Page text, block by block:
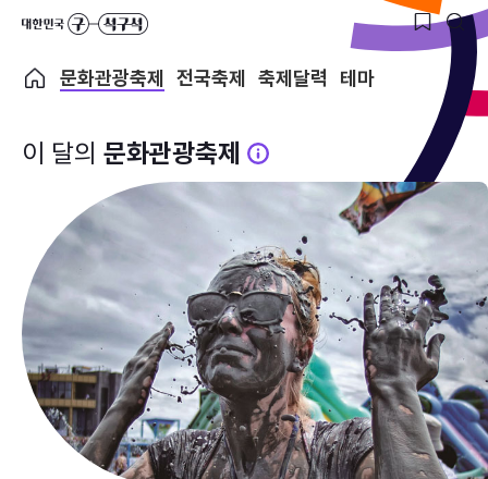
문화관광축제 전국축제 축제달력 테마
이 달의 문화관광축제